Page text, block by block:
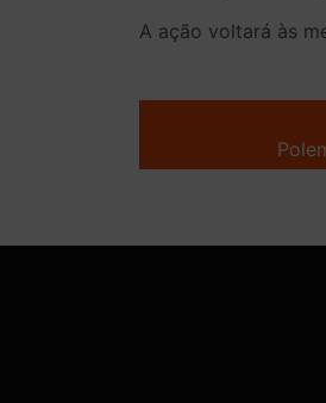
A ação voltará às
navigation